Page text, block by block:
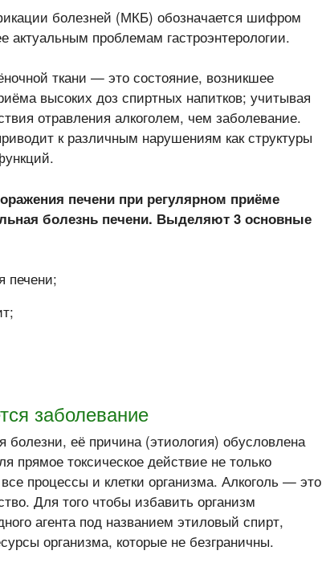
болезней (МКБ) обозначается шифром
актуальным проблемам гастроэнтерологии.
ткани — это состояние, возникшее
высоких доз спиртных напитков; учитывая
отравления алкоголем, чем заболевание.
к различным нарушениям как структуры
печени при регулярном приёме
болезнь печени. Выделяют 3 основные
печени;
заболевание
болезни, её причина (этиология) обусловлена
прямое токсическое действие не только
процессы и клетки организма. Алкоголь — это
Для того чтобы избавить организм
агента под названием этиловый спирт,
организма, которые не безграничны.